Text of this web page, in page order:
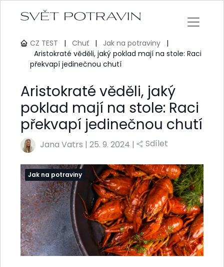
CZ TEST | Chuť | Jak na potraviny
|
Aristokraté věděli, jaký poklad mají na stole: Raci
překvapí jedinečnou chutí
Aristokraté věděli, jaký
poklad mají na stole: Raci
překvapí jedinečnou chutí
Jana Vatrs | 25. 9. 2024 | Sdílet
Jak na potraviny